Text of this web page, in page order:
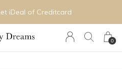
0
iDeal of Creditcard